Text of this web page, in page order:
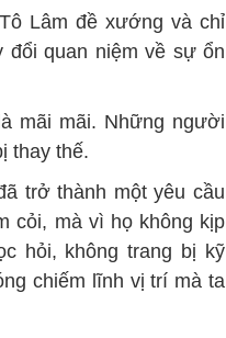
Lâm đề xướng và chỉ
đổi quan niệm về sự ổn
mãi mãi. Những người
thay thế.
trở thành một yêu cầu
cỏi, mà vì họ không kịp
hỏi, không trang bị kỹ
chiếm lĩnh vị trí mà ta